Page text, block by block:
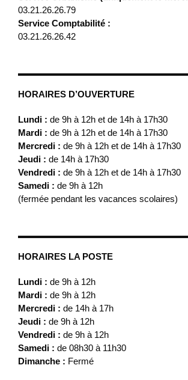
03.21.26.26.79
Service Comptabilité :
03.21.26.26.42
HORAIRES D’OUVERTURE
Lundi : de 9h à 12h et de 14h à 17h30
Mardi : de 9h à 12h et de 14h à 17h30
Mercredi : de 9h à 12h et de 14h à 17h30
Jeudi : de 14h à 17h30
Vendredi : de 9h à 12h et de 14h à 17h30
Samedi : de 9h à 12h
(fermée pendant les vacances scolaires)
HORAIRES LA POSTE
Lundi : de 9h à 12h
Mardi : de 9h à 12h
Mercredi : de 14h à 17h
Jeudi : de 9h à 12h
Vendredi : de 9h à 12h
Samedi : de 08h30 à 11h30
Dimanche : Fermé